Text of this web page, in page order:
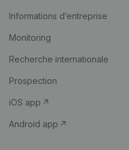
Informations d’entreprise
Monitoring
Recherche internationale
Prospection
iOS app
Android app